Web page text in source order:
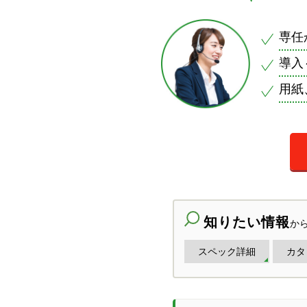
専任
導入
用紙
知りたい情報か
スペック詳細 カ